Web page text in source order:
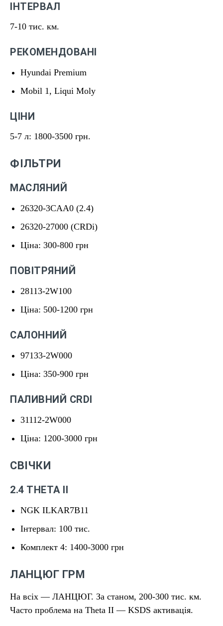
ІНТЕРВАЛ
7-10 тис. км.
РЕКОМЕНДОВАНІ
Hyundai Premium
Mobil 1, Liqui Moly
ЦІНИ
5-7 л: 1800-3500 грн.
ФІЛЬТРИ
МАСЛЯНИЙ
26320-3CAA0 (2.4)
26320-27000 (CRDi)
Ціна: 300-800 грн
ПОВІТРЯНИЙ
28113-2W100
Ціна: 500-1200 грн
САЛОННИЙ
97133-2W000
Ціна: 350-900 грн
ПАЛИВНИЙ CRDI
31112-2W000
Ціна: 1200-3000 грн
СВІЧКИ
2.4 THETA II
NGK ILKAR7B11
Інтервал: 100 тис.
Комплект 4: 1400-3000 грн
ЛАНЦЮГ ГРМ
На всіх — ЛАНЦЮГ. За станом, 200-300 тис. км.
Часто проблема на Theta II — KSDS активація.